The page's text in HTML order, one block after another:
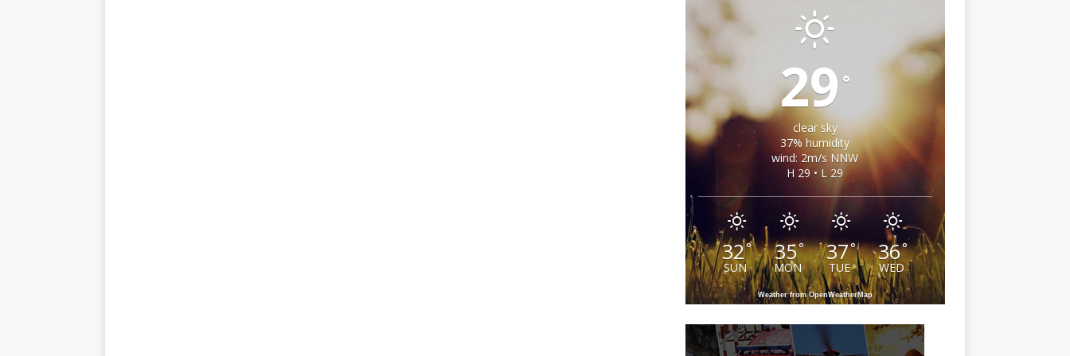
29 °
clear sky
37% humidity
wind: 2m/s NNW
H 29 • L 29
32°
SUN
35°
MON
37°
TUE
36°
WED
Weather from OpenWeatherMap